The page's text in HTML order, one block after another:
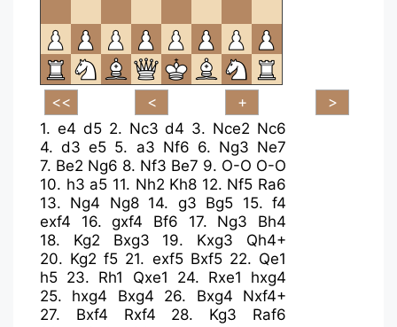
1. e4 d5 2. Nc3 d4 3. Nce2 Nc6
4.d3 e5 5. a3 Nf6 6. Ng3 Ne7
7. Be2 Ng6 8. Nf3 Be7 9. O-O O-O
10. h3 a5 11. Nh2 Kh8 12. Nf5 Ra6
13. Ng4 Ng8 14. g3 Bg5 15.f4
exf4
16.gxf4 Bf6 17. Ng3
Bh4
18. Kg2 Bxg3 19. Kxg3
Qh4+
20. Kg2 f5 21. exf5 Bxf5 22. Qe1
h5 23. Rh1 Qxe1 24. Rxe1
hxg4
25. hxg4 Bxg4 26. Bxg4
Nxf4+
27. Bxf4 Rxf4 28. Kg3
Raf6